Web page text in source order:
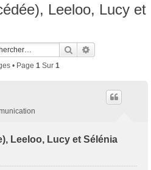
Leeloo, Lucy et
Rechercher
• Page 1 Sur 1
Leeloo, Lucy et Sélénia